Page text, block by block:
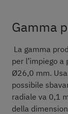
Gamma
La gamma
per l’impiego
Ø26,0 mm.
possibile
radiale va 0,1
della